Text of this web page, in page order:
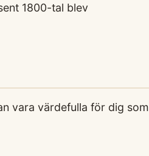
1800-tal blev
vara värdefulla för dig som